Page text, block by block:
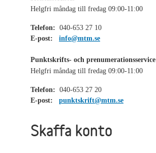
Helgfri måndag till fredag 09:00-11:00
Telefon: 040-653 27 10
E-post:
info@mtm.se
Punktskrifts- och prenumerationsservice
Helgfri måndag till fredag 09:00-11:00
Telefon: 040-653 27 20
E-post:
punktskrift@mtm.se
Skaffa konto